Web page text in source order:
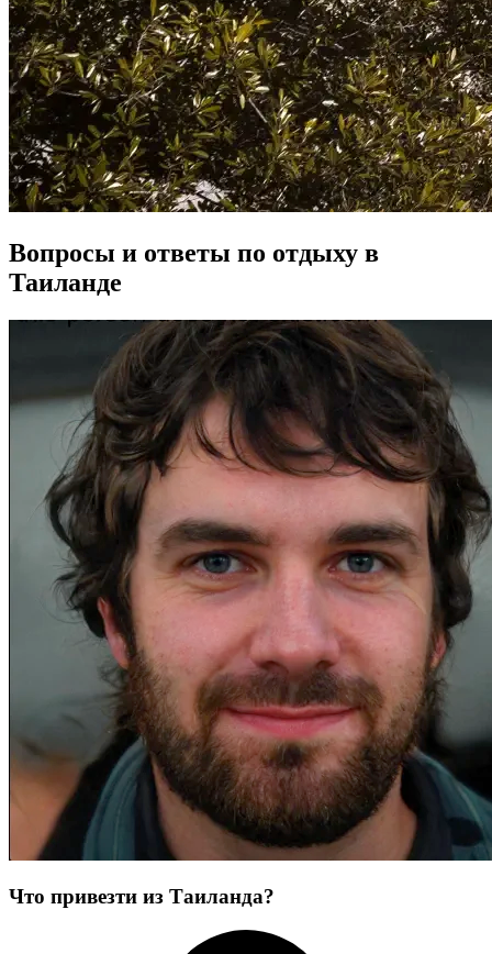
Вопросы и ответы по отдыху в
Таиланде
Что привезти из Таиланда?